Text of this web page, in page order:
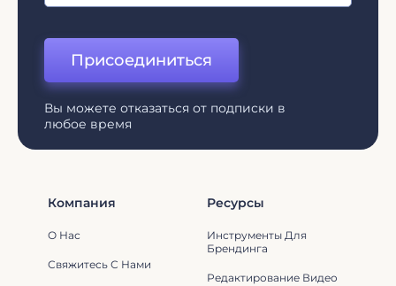
Присоединиться
Вы можете отказаться от подписки в
любое время
Компания
О Нас
Свяжитесь С Нами
Ресурсы
Инструменты Для
Брендинга
Редактирование Видео